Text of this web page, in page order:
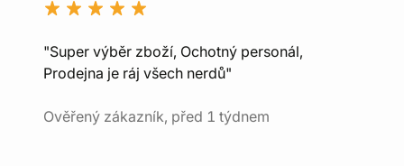
"Super výběr zboží, Ochotný personál,
Prodejna je ráj všech nerdů"
Ověřený zákazník, před 1 týdnem